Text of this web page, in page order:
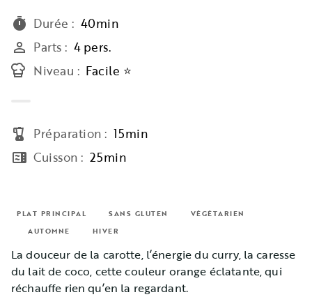
timer Durée : 40min
person_outline Parts : 4 pers.
Niveau : Facile ⭐
blender Préparation : 15min
microwave Cuisson : 25min
PLAT PRINCIPAL SANS GLUTEN
VÉGÉTARIEN
AUTOMNE
HIVER
La douceur de la carotte, l’énergie du curry, la caresse
du lait de coco, cette couleur orange éclatante, qui
réchauffe rien qu’en la regardant.